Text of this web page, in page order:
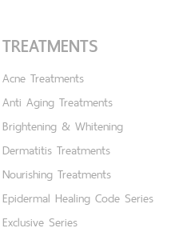
TREATMENTS
Acne Treatments
Anti Aging Treatments
Brightening & Whitening
Dermatitis Treatments
Nourishing Treatments